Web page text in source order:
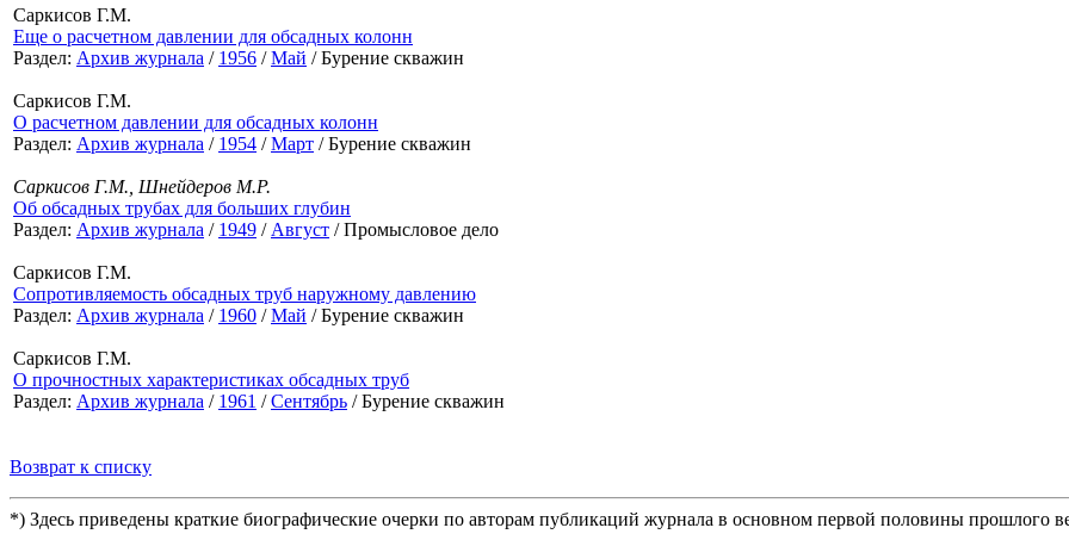
Саркисов Г.М.
Еще о расчетном давлении для обсадных колонн
Раздел: Архив журнала / 1956 /Май / Бурение скважин
Саркисов Г.М.
О расчетном давлении для обсадных колонн
Раздел: Архив журнала / 1954 /Март / Бурение скважин
Саркисов Г.М., Шнейдеров М.Р.
Об обсадных трубах для больших глубин
Раздел: Архив журнала / 1949 / Август / Промысловое дело
Саркисов Г.М.
Сопротивляемость обсадных труб наружному давлению
Раздел: Архив журнала / 1960 /Май / Бурение скважин
Саркисов Г.М.
О прочностных характеристиках обсадных труб
Раздел: Архив журнала / 1961 /Сентябрь / Бурение скважин
Возврат к списку
*) Здесь приведены краткие биографические очерки по авторам публикаций журнала в основном первой половины прошлого